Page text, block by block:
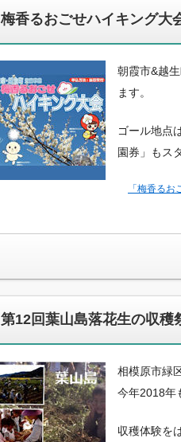
梅香るおごせハイキング大
朝霞市&越
ます。
ゴール地点
園券」もス
「梅香る
第12回葉山島落花生の収穫
相模原市緑
今年2018年
収穫体験を